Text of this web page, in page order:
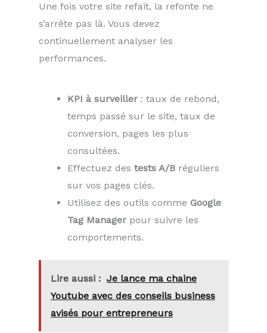
Une fois votre site refait, la refonte ne
s’arrête pas là. Vous devez
continuellement analyser les
performances.
KPI à surveiller : taux de rebond,
temps passé sur le site, taux de
conversion, pages les plus
consultées.
Effectuez des tests A/B réguliers
sur vos pages clés.
Utilisez des outils comme Google
Tag Manager pour suivre les
comportements.
Lire aussi : Je lance ma chaine
Youtube avec des conseils business
avisés pour entrepreneurs